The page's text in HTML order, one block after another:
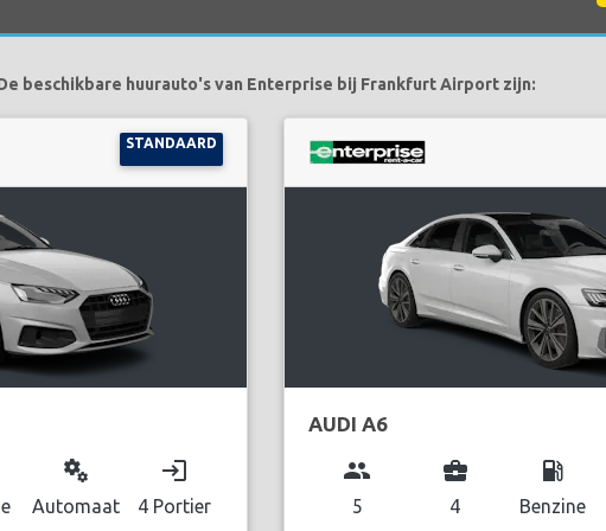
beschikbare huurauto's van Enterprise bij Frankfurt Airport zijn:
STANDAARD
miscellaneous_services
Automaat
login
4 Portier
AUDI A6
group
5
business_center
4
local_gas_station
Benzine